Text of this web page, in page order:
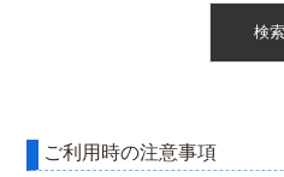
ご利用時の注意事項